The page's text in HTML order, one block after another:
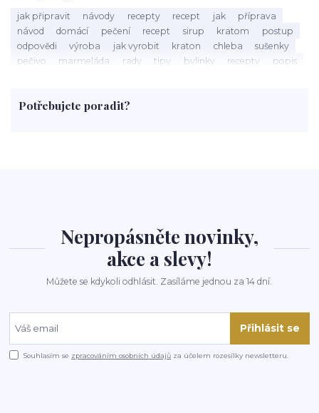
jak připravit návody recepty recept jak
příprava
návod
domácí pečení recept sirup kratom
postup
odpovědi
výroba jak vyrobit kraton chleba
sušenky
pečivo
marmeláda rady tipy bylinky recepty
popis
rohlíky
grilování čaj
Potřebujete poradit?
Nepropásněte novinky,
akce a slevy!
Můžete se kdykoli odhlásit. Zasíláme jednou za 14 dní.
Přihlásit se
Souhlasím se zpracováním osobních údajů za účelem rozesílky newsletteru.